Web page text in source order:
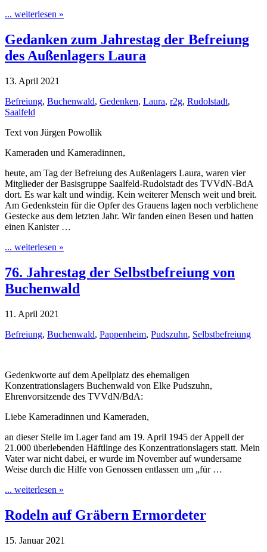
... weiterlesen »
Gedanken zum Jahrestag der Befreiung
des Außenlagers Laura
13. April 2021
Befreiung, Buchenwald, Gedenken, Laura, r2g, Rudolstadt,
Saalfeld
Text von Jürgen Powollik
Kameraden und Kameradinnen,
heute, am Tag der Befreiung des Außenlagers Laura, waren vier
Mitglieder der Basisgruppe Saalfeld-Rudolstadt des TVVdN-BdA
dort. Es war kalt und windig. Kein weiterer Mensch weit und breit.
Am Gedenkstein für die Opfer des Grauens lagen noch verblichene
Gestecke aus dem letzten Jahr. Wir fanden einen Besen und hatten
einen Kanister …
... weiterlesen »
76. Jahrestag der Selbstbefreiung von
Buchenwald
11. April 2021
Befreiung, Buchenwald, Pappenheim, Pudszuhn, Selbstbefreiung
Gedenkworte auf dem Apellplatz des ehemaligen
Konzentrationslagers Buchenwald von Elke Pudszuhn,
Ehrenvorsitzende des TVVdN/BdA:
Liebe Kameradinnen und Kameraden,
an dieser Stelle im Lager fand am 19. April 1945 der Appell der
21.000 überlebenden Häftlinge des Konzentrationslagers statt. Mein
Vater war nicht dabei, er wurde im November auf wundersame
Weise durch die Hilfe von Genossen entlassen um „für …
... weiterlesen »
Rodeln auf Gräbern Ermordeter
15. Januar 2021